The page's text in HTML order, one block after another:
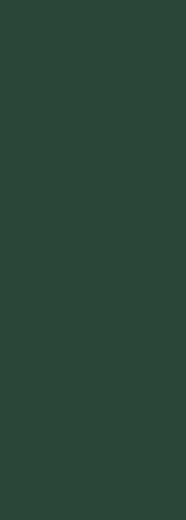
Portanto,
imagens e
Assim, obriga o
indexar com
Reformular o
Para além do
fatores mais
pesquisa